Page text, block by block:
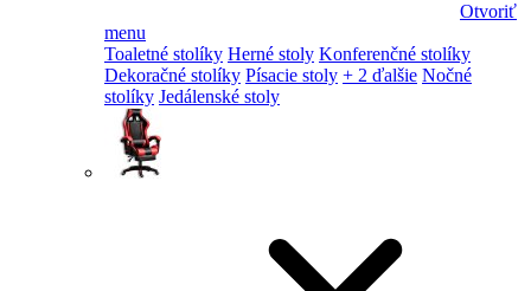
Otvoriť
menu
Toaletné stolíky Herné stoly Konferenčné stolíky
Dekoračné stolíky Písacie stoly + 2 ďalšie Nočné
stolíky Jedálenské stoly